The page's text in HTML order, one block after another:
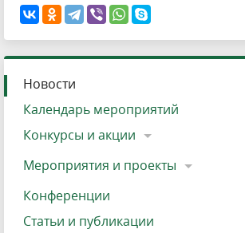
Новости
Календарь мероприятий
Конкурсы и акции
Мероприятия и проекты
Конференции
Статьи и публикации